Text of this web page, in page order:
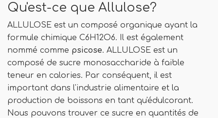
Qu'est-ce que Allulose?
ALLULOSE est un composé organique ayant la
formule chimique C6H12O6. Il est également
nommé comme psicose. ALLULOSE est un
composé de sucre monosaccharide à faible
teneur en calories. Par conséquent, il est
important dans l'industrie alimentaire et la
production de boissons en tant qu'édulcorant.
Nous pouvons trouver ce sucre en quantités de